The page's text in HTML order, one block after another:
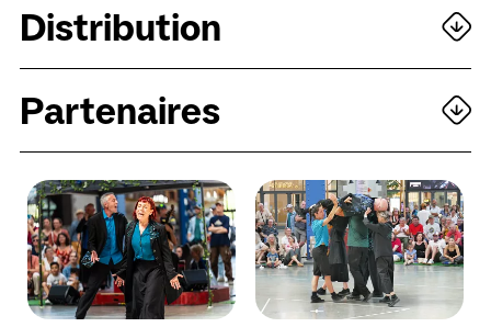
Distribution
Partenaires